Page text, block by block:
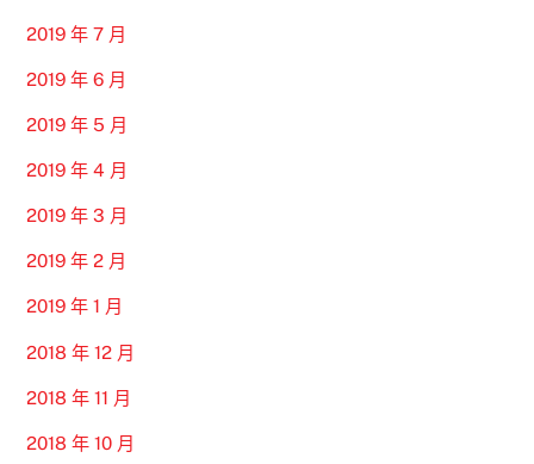
2019 年 7 月
2019 年 6 月
2019 年 5 月
2019 年 4 月
2019 年 3 月
2019 年 2 月
2019 年 1 月
2018 年 12 月
2018 年 11 月
2018 年 10 月